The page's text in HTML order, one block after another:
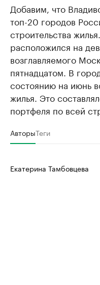
Добавим, что
топ-20 городов
строительства
расположился на
возглавляемого
пятнадцатом. В
состоянию на июнь
жилья. Это
портфеля по всей
АвторыТеги
Екатерина Тамбовцева